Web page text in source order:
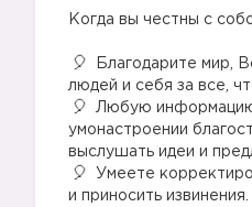
Когда вы честны с
Благодарите мир,
людей и себя за все,
Любую
умонастроении
выслушать идеи и
Умеете
и приносить